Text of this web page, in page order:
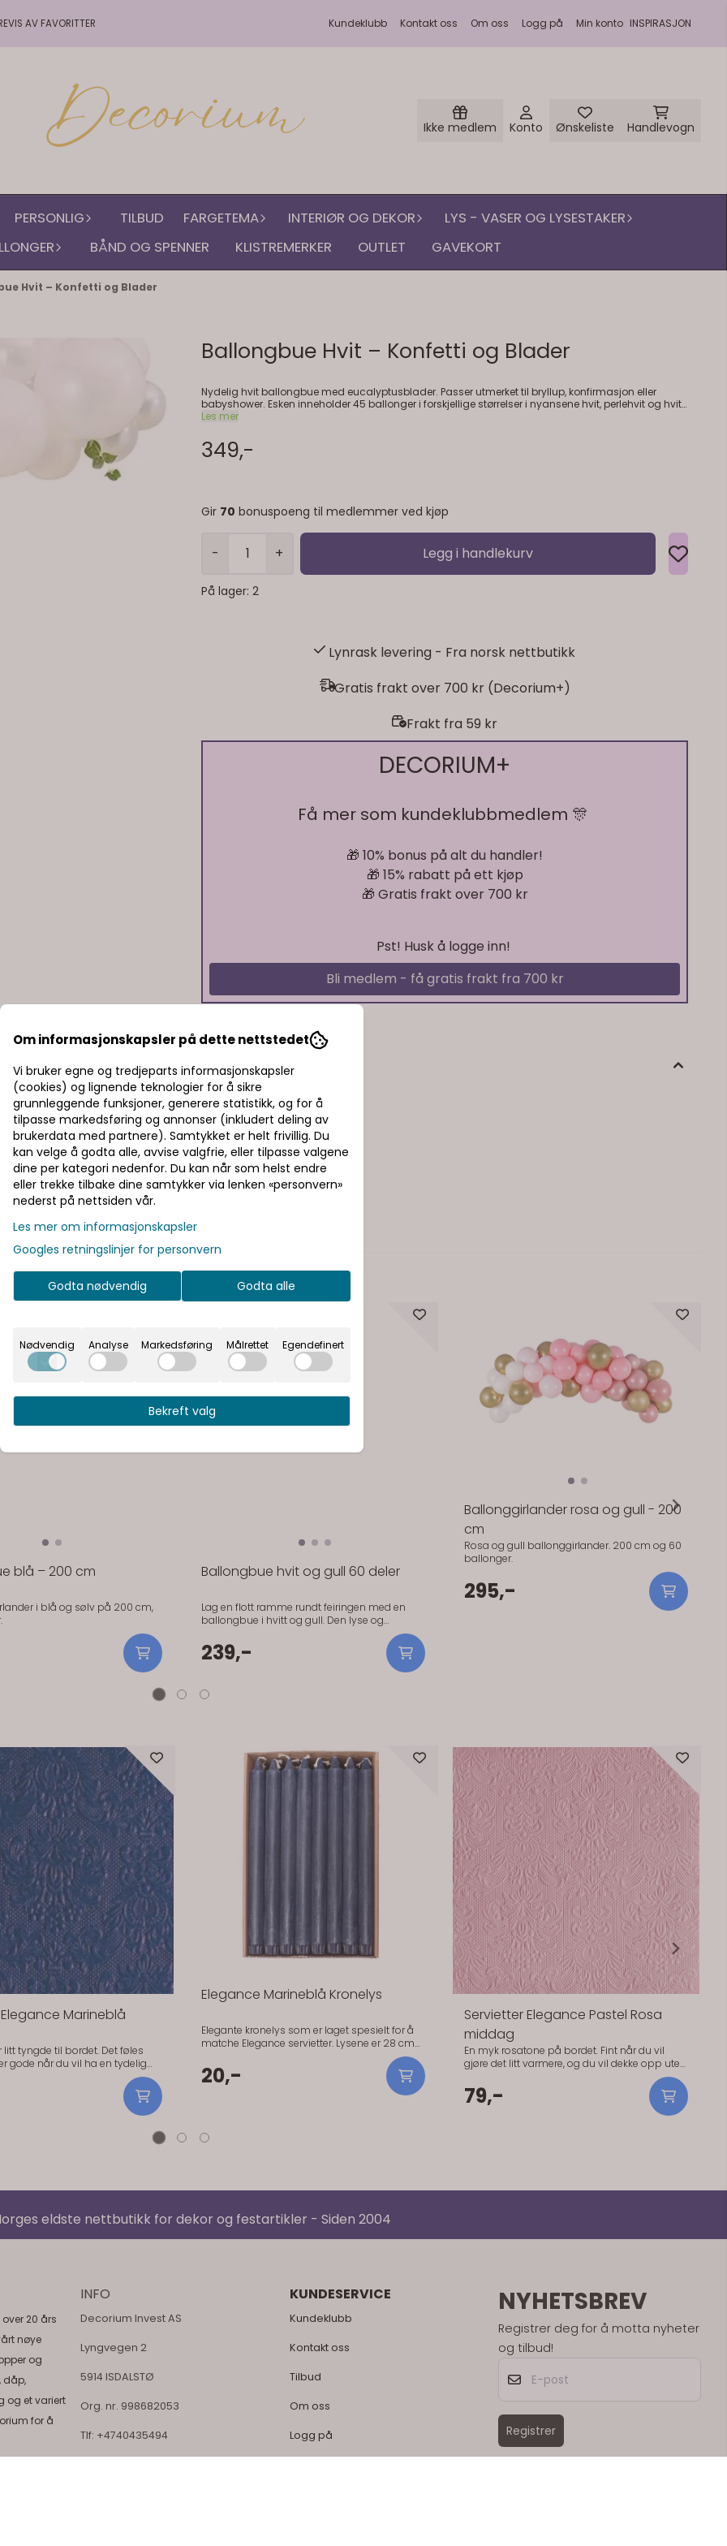
AV FAVORITTER Kundeklubb Kontakt oss Om oss Logg på Min konto INSPIRASJON
Ikke medlem Konto Ønskeliste Handlevogn
PERSONLIG TILBUD FARGETEMA INTERIØR OG DEKOR
LYS - VASER OG LYSESTAKER
BÅND OG SPENNER KLISTREMERKER OUTLET GAVEKORT
Hvit – Konfetti og Blader
Ballongbue Hvit – Konfetti og Blader
Nydelig hvit ballongbue med eucalyptusblader. Passer utmerket til bryllup, konfirmasjon eller
babyshower. Esken inneholder 45 ballonger i forskjellige størrelser i nyansene hvit, perlehvit og hvit
med konfetti. Den inneholder også 6 små kvister med eucalyptusblader, 3 meter ballongteip/bånd
Les mer
349,-
Gir 70 bonuspoeng til medlemmer ved kjøp
- + Legg i handlekurv
På lager: 2
Lynrask levering - Fra norsk nettbutikk
Gratis frakt over 700 kr (Decorium+)
Frakt fra 59 kr
DECORIUM+
Få mer som kundeklubbmedlem 🎊
🎁 10% bonus på alt du handler!
🎁 15% rabatt på ett kjøp
🎁 Gratis frakt over 700 kr
Pst! Husk å logge inn!
Bli medlem - få gratis frakt fra 700 kr
i nyansene hvit, perlehvit og hvit med konfetti.
3 meter ballongteip/bånd og limputer
i blå og sølv på 200 cm,
Lag en flott ramme rundt feiringen med en
elegante fargekombinasjonen passer til blant
60 deler Farger: hvit og gull Ferdig
ballonggirlander blir ca. 200 cm lang Merke:
På lager
Ballonggirlander rosa og gull - 200
cm
Rosa og gull ballonggirlander. 200 cm og 60
ballonger.
På lager
295,-
Marineblå
litt tyngde til bordet. Det føles
Fargen gjør seg
hvitt servise. Gir en klar og
På lager
Elegance Marineblå Kronelys
Elegante kronelys som er laget spesielt for å
matche Elegance servietter. Lysene er 28 cm
kronelysstørrelse). Pris er per stykk.Elegante
kronelys som er laget spesielt for å matche
Elegance servietter. Lysene er 28 cm lange og
På lager
20,-
Servietter Elegance Pastel Rosa
middag
En myk rosatone på bordet. Fint når du vil
gjøre det litt varmere, og du vil dekke opp uten
godt sammen med hvitt og lyse tekstiler.
Praktisk info: - Størrelse: 40 x 40 cm - Antall: 15
stk - Materiale: Papir (3-lags, FSC-sertifisert) -
På lager
79,-
eldste nettbutikk for dekor og festartikler - Siden 2004
20 års
nøye
og
dåp,
og et variert
for å
INFO
Decorium Invest AS
Lyngvegen 2
5914 ISDALSTØ
Org. nr. 998682053
Tlf: +4740435494
KUNDESERVICE
Kundeklubb
Kontakt oss
Tilbud
Om oss
Logg på
NYHETSBREV
Registrer deg for å motta nyheter
og tilbud!
Registrer
Om informasjonskapsler på dette nettstedet
Vi bruker egne og tredjeparts informasjonskapsler
(cookies) og lignende teknologier for å sikre
grunnleggende funksjoner, generere statistikk, og for å
tilpasse markedsføring og annonser (inkludert deling av
brukerdata med partnere). Samtykket er helt frivillig. Du
kan velge å godta alle, avvise valgfrie, eller tilpasse valgene
dine per kategori nedenfor. Du kan når som helst endre
eller trekke tilbake dine samtykker via lenken «personvern»
nederst på nettsiden vår.
Les mer om informasjonskapsler
Googles retningslinjer for personvern
Godta nødvendig Godta alle
Nødvendig Analyse Markedsføring Målrettet Egendefinert
Bekreft valg